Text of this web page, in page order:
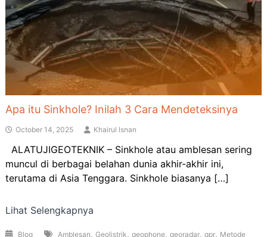
Apa itu Sinkhole? Inilah 3 Cara Mendeteksinya
October 14, 2025 Khairul Isnan
ALATUJIGEOTEKNIK – Sinkhole atau amblesan sering
muncul di berbagai belahan dunia akhir-akhir ini,
terutama di Asia Tenggara. Sinkhole biasanya […]
Lihat Selengkapnya
Blog Amblesan , Geolistrik , geophone, georadar, gpr, Metode